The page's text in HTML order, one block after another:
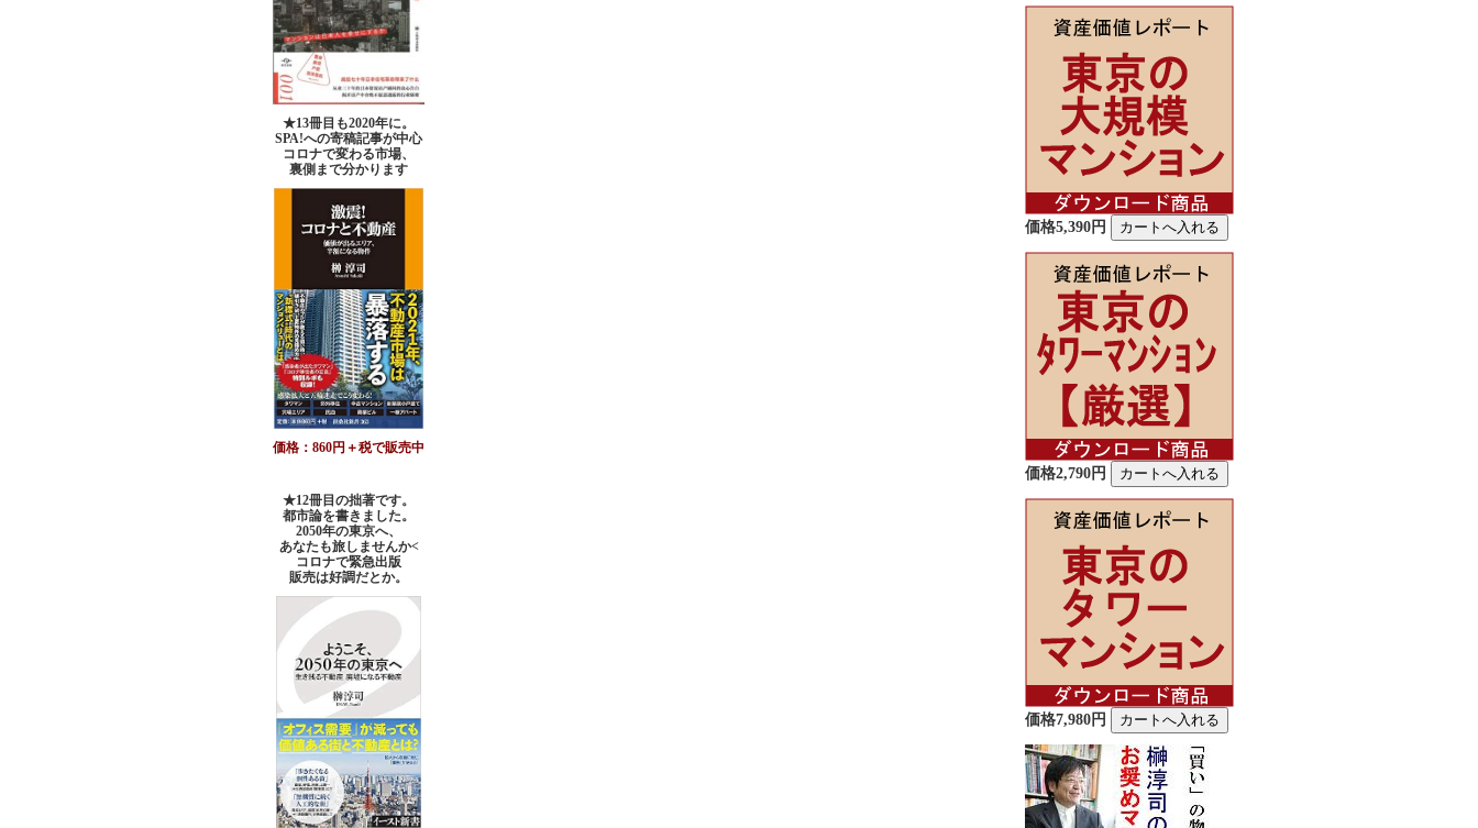
★13冊目も2020年に。
SPA!への寄稿記事が中心
コロナで変わる市場、
裏側まで分かります
価格：860円＋税で販売中
★12冊目の拙著です。
都市論を書きました。
2050年の東京へ、
あなたも旅しませんか<
コロナで緊急出版
販売は好調だとか。
価格5,390円
価格2,790円
価格7,980円